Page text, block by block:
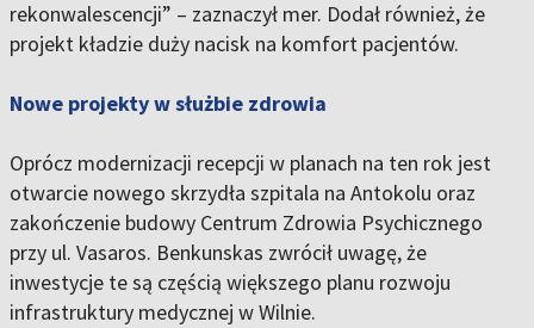
rekonwalescencji” – zaznaczył mer. Dodał również, że
projekt kładzie duży nacisk na komfort pacjentów.
Nowe projekty w służbie zdrowia
Oprócz modernizacji recepcji w planach na ten rok jest
otwarcie nowego skrzydła szpitala na Antokolu oraz
zakończenie budowy Centrum Zdrowia Psychicznego
przy ul. Vasaros. Benkunskas zwrócił uwagę, że
inwestycje te są częścią większego planu rozwoju
infrastruktury medycznej w Wilnie.